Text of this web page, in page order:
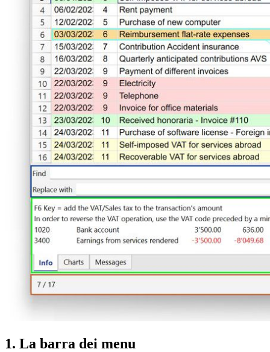
1. La barra dei menu